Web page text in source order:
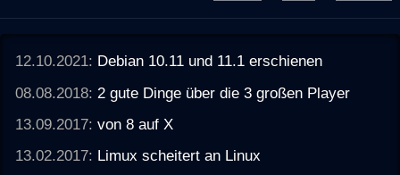
12.10.2021: Debian 10.11 und 11.1 erschienen
08.08.2018: 2 gute Dinge über die 3 großen Player
13.09.2017:von 8 auf X
13.02.2017: Limux scheitert an Linux